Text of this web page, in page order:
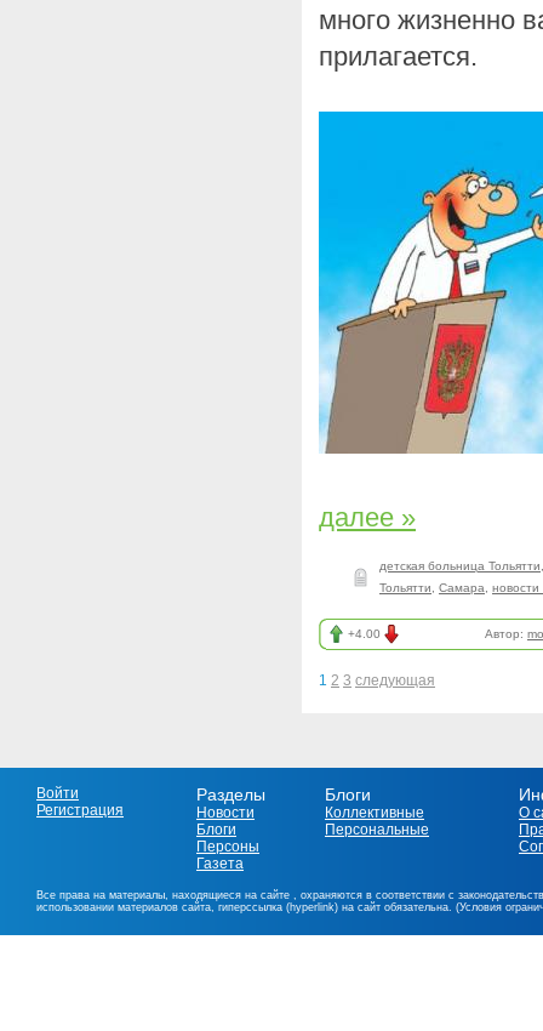
много жизненно
прилагается.
далее »
детская больница Тольятти
Тольятти
Самара
+4.00 Автор:
1 2 3 следующая
Войти
Регистрация
Разделы
Новости
Блоги
Персоны
Газета
Блоги
Коллективные
Персональные
О
Все права на материалы, находящиеся на сайте , охраняются в соответствии с
использовании материалов сайта, гиперссылка (hyperlink) на сайт обязательна. (Условия